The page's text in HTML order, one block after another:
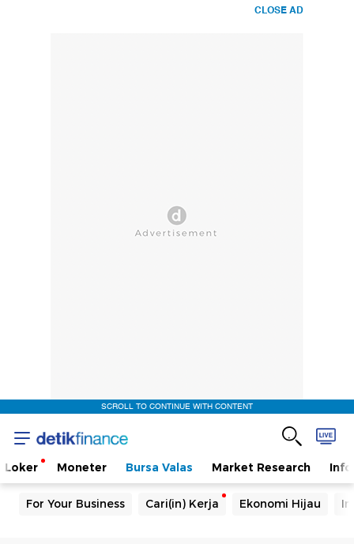
CLOSE AD
SCROLL TO CONTINUE WITH CONTENT
Loker Moneter Bursa Valas Market Research
For Your Business Cari(in) Kerja Ekonomi Hijau